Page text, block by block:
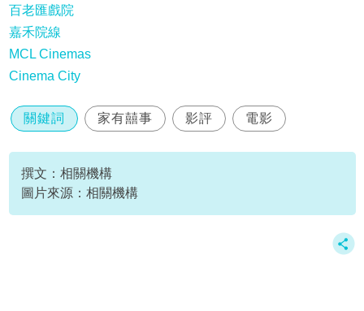
百老匯戲院
嘉禾院線
MCL Cinemas
Cinema City
關鍵詞 家有囍事 影評 電影
撰文：相關機構
圖片來源：相關機構